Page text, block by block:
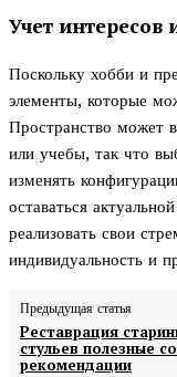
Учет интересов
Поскольку хобби и
элементы, которые
Пространство может
или учебы, так что
изменять
оставаться
реализовать свои
индивидуальность и
Предыдущая статья
Реставрация
стульев полезные
рекомендации